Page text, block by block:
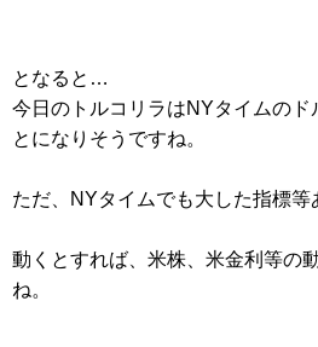
となると…
今日のトルコリラはNYタイムのド
とになりそうですね。
ただ、NYタイムでも大した指標
動くとすれば、米株、米金利等の
ね。